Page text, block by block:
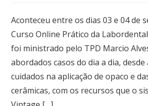
Aconteceu entre os dias 03 e 04 de
Curso Online Prático da
foi ministrado pelo TPD Marcio
abordados casos do dia a dia,
cuidados na aplicação de opaco e
cerâmicas, com os recursos que o